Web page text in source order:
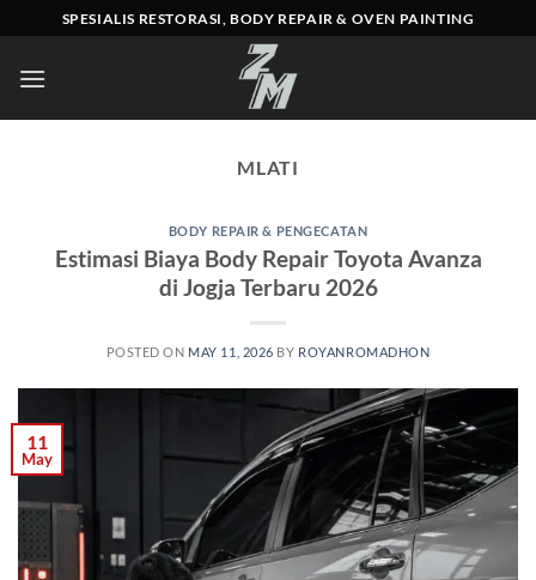
to
content
SPESIALIS RESTORASI, BODY REPAIR & OVEN PAINTING
MLATI
BODY REPAIR & PENGECATAN
Estimasi Biaya Body Repair Toyota Avanza
di Jogja Terbaru 2026
POSTED ON MAY 11, 2026 BY ROYANROMADHON
11
May